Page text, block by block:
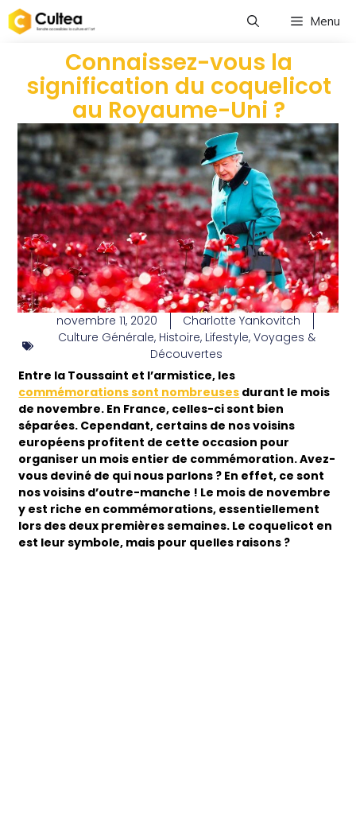
Menu
Connaissez-vous la
signification du coquelicot
au Royaume-Uni ?
novembre 11, 2020
Charlotte Yankovitch
Culture Générale, Histoire, Lifestyle, Voyages &
Découvertes
Entre la Toussaint et l’armistice, les
commémorations sont nombreuses durant le mois
de novembre. En France, celles-ci sont bien
séparées. Cependant, certains de nos voisins
européens profitent de cette occasion pour
organiser un mois entier de commémoration. Avez-
vous deviné de qui nous parlons ? En effet, ce sont
nos voisins d’outre-manche ! Le mois de novembre
y est riche en commémorations, essentiellement
lors des deux premières semaines. Le coquelicot en
est leur symbole, mais pour quelles raisons ?